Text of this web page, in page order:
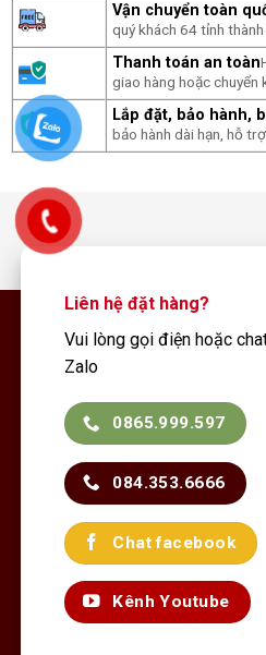
Vận chuyển toàn
quý khách 64 tỉnh thành
Thanh toán an toàn
giao hàng hoặc chuyển
Lắp đặt, bảo hành,
bảo hành dài hạn, hỗ
Liên hệ đặt hàng?
Vui lòng gọi điện hoặc
Zalo
0865.999.597
084.353.6666
Chat facebook
Kênh Youtube